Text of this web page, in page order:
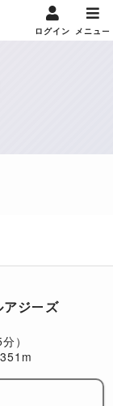
ログイン メニュー
ジーズ
）